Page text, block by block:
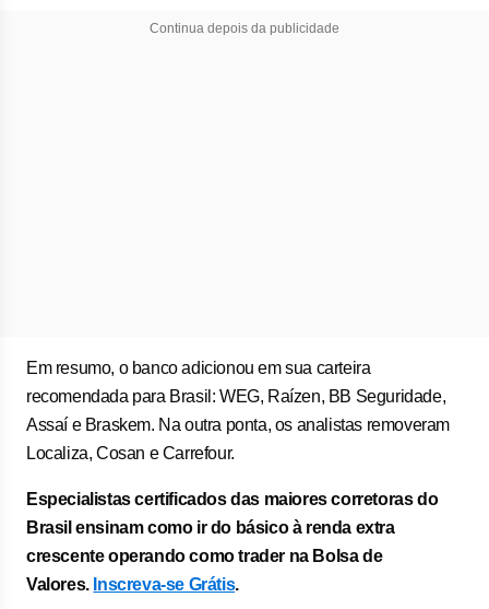
Continua depois da publicidade
Em resumo, o banco adicionou em sua carteira
recomendada para Brasil: WEG, Raízen, BB Seguridade,
Assaí e Braskem. Na outra ponta, os analistas removeram
Localiza, Cosan e Carrefour.
Especialistas certificados das maiores corretoras do
Brasil ensinam como ir do básico à renda extra
crescente operando como trader na Bolsa de
Valores. Inscreva-se Grátis.